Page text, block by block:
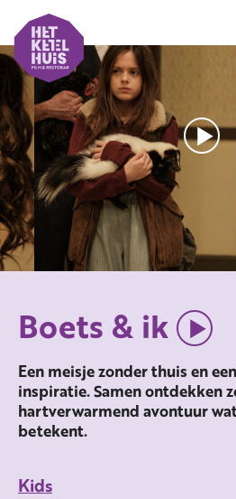
Boets & ik
Een meisje zonder thuis en
inspiratie. Samen ontdekken
hartverwarmend avontuur
betekent.
Kids